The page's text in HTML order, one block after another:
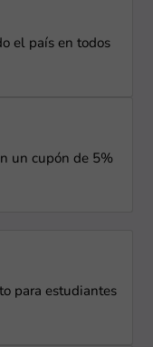
el país en todos
un cupón de 5%
para estudiantes